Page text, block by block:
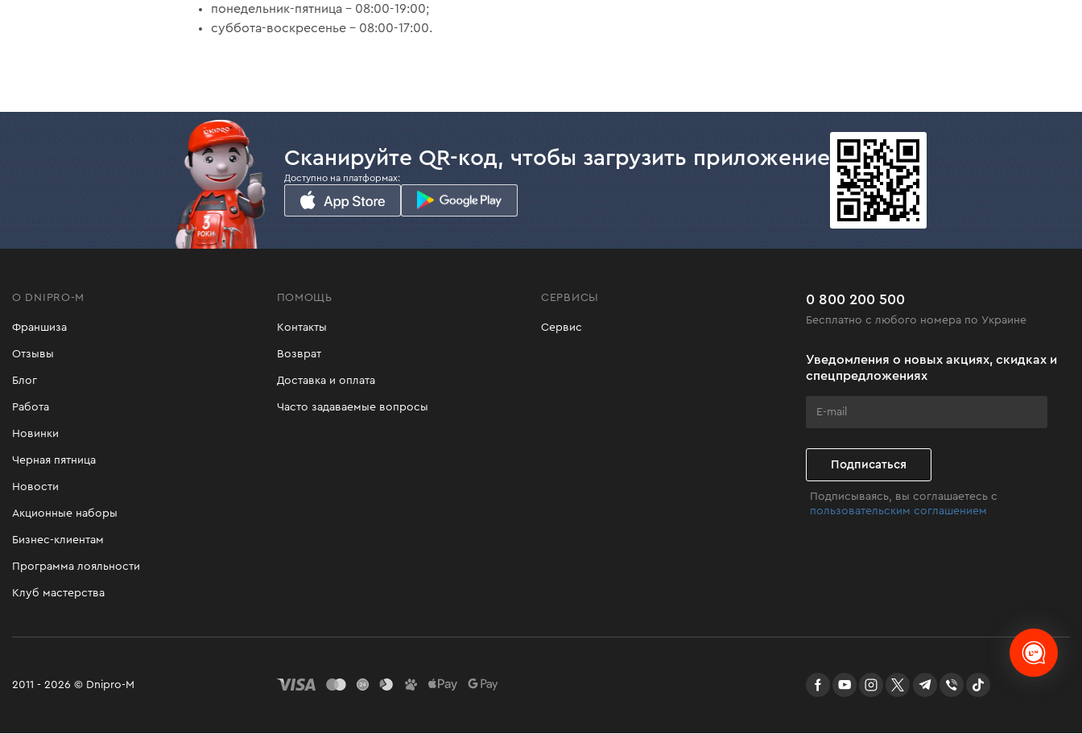
понедельник-пятница – 08:00-19:00;
суббота-воскресенье – 08:00-17:00.
Сканируйте QR-код, чтобы загрузить приложение
Доступно на платформах:
О DNIPRO-M
Франшиза
Отзывы
Блог
Работа
Новинки
Черная пятница
Новости
Акционные наборы
Бизнес-клиентам
Программа лояльности
Клуб мастерства
ПОМОЩЬ
Контакты
Возврат
Доставка и оплата
Часто задаваемые вопросы
СЕРВИСЫ
Сервис
0 800 200 500
Бесплатно с любого номера по Украине
Уведомления о новых акциях, скидках и
спецпредложениях
Подписаться
Подписываясь, вы соглашаетесь с
пользовательским соглашением
2011 - 2026 © Dnipro-M facebookyoutubeinstagramtwittertelegram
Viber TikTok